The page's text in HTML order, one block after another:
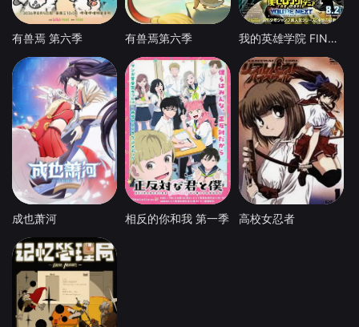
有兽焉 第六季 有兽焉第六季 我的英雄学院 FINAL SEASON 特别篇
成也萧河 相反的你和我 第一季 高校女忍者